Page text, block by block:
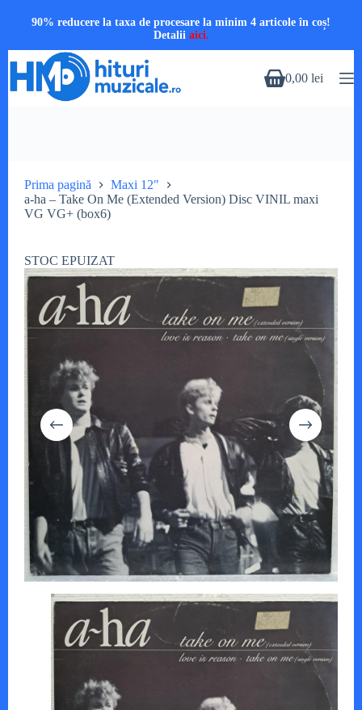
90% reducere la taxa de procesare la minim 4 articole în coș!
Detalii aici.
conținut
Coș0,00 lei
Prima pagină
Maxi 12"
a-ha – Take On Me (Extended Version) Disc VINIL maxi
VG VG+ (box6)
STOC EPUIZAT